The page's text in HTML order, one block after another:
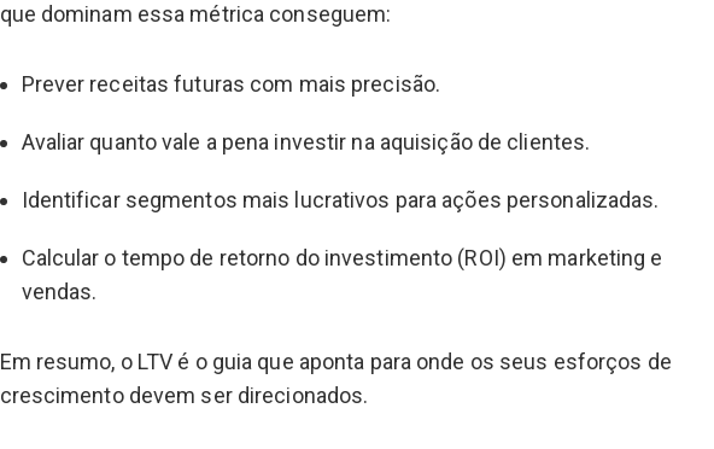
que dominam essa métrica conseguem:
Prever receitas futuras com mais precisão.
Avaliar quanto vale a pena investir na aquisição de clientes.
Identificar segmentos mais lucrativos para ações personalizadas.
Calcular o tempo de retorno do investimento (ROI) em marketing e
vendas.
Em resumo, o LTV é o guia que aponta para onde os seus esforços de
crescimento devem ser direcionados.